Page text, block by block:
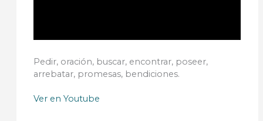
Pedir, oración, buscar, encontrar, poseer,
arrebatar, promesas, bendiciones.
Ver en Youtube